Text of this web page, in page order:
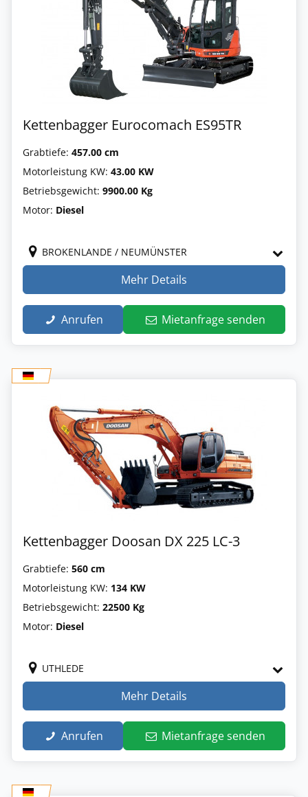
Kettenbagger Eurocomach ES95TR
Grabtiefe: 457.00 cm
Motorleistung KW: 43.00 KW
Betriebsgewicht: 9900.00 Kg
Motor: Diesel
BROKENLANDE / NEUMÜNSTER
Mehr Details
Anrufen Mietanfrage senden
Kettenbagger Doosan DX 225 LC-3
Grabtiefe: 560 cm
Motorleistung KW: 134 KW
Betriebsgewicht: 22500 Kg
Motor: Diesel
UTHLEDE
Mehr Details
Anrufen Mietanfrage senden